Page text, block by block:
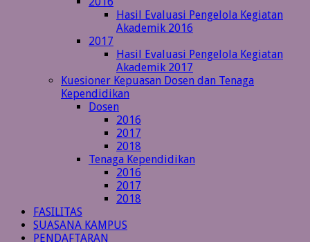
Hasil Evaluasi Pengelola Kegiatan
Akademik 2016
2017
Hasil Evaluasi Pengelola Kegiatan
Akademik 2017
Kuesioner Kepuasan Dosen dan Tenaga
Kependidikan
Dosen
2016
2017
2018
Tenaga Kependidikan
2016
2017
2018
FASILITAS
SUASANA KAMPUS
PENDAFTARAN